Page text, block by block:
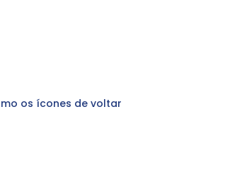
os ícones de voltar